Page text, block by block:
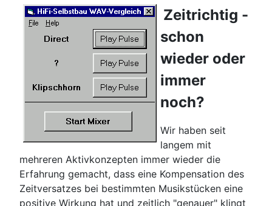
Zeitrichtig -
schon
wieder oder
immer
noch?
Wir haben seit
langem mit
mehreren Aktivkonzepten immer wieder die
Erfahrung gemacht, dass eine Kompensation des
Zeitversatzes bei bestimmten Musikstücken eine
positive Wirkung hat und zeitlich "genauer" klingt